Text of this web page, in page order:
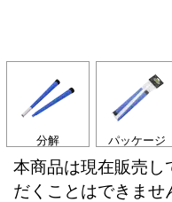
分解 パッケージ
本商品は現在販売し
だくことはできませ